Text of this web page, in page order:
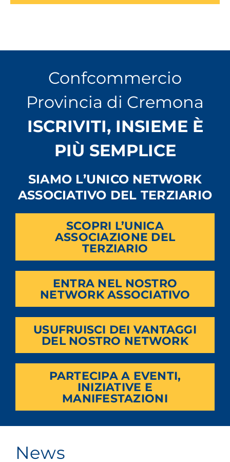
Confcommercio
Provincia di Cremona
ISCRIVITI, INSIEME È
PIÙ SEMPLICE
SIAMO L’UNICO NETWORK
ASSOCIATIVO DEL TERZIARIO
SCOPRI L’UNICA
ASSOCIAZIONE DEL
TERZIARIO
ENTRA NEL NOSTRO
NETWORK ASSOCIATIVO
USUFRUISCI DEI VANTAGGI
DEL NOSTRO NETWORK
PARTECIPA A EVENTI,
INIZIATIVE E
MANIFESTAZIONI
News